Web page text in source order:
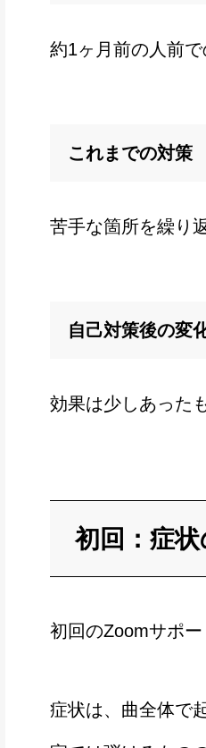
約1ヶ月前の人前で
これまでの対策
苦手な箇所を繰り
自己対策後の変
効果は少しあった
初回：症
初回のZoomサポ
症状は、曲全体で